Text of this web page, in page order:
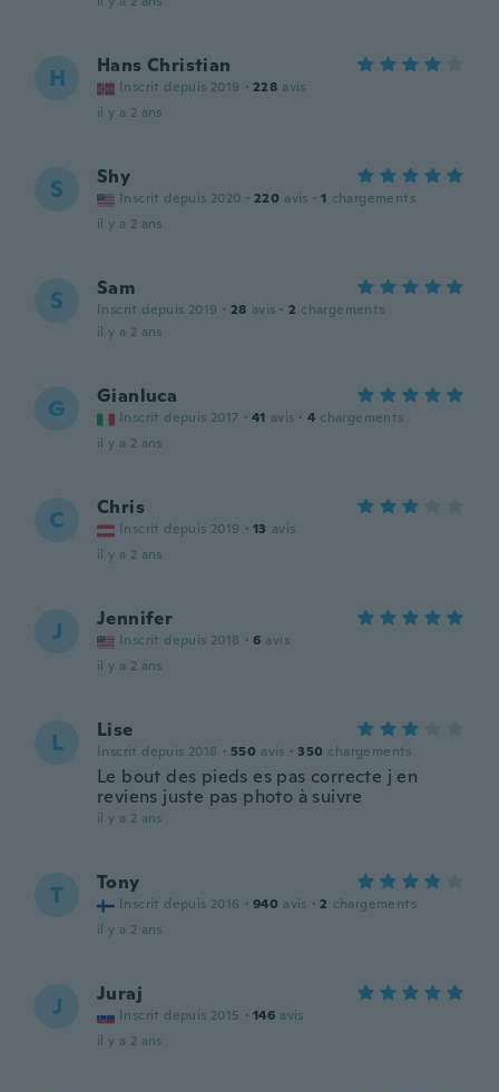
H Hans Christian
Inscrit depuis 2019 · 228 avis
il y a 2 ans
S Shy
Inscrit depuis 2020 · 220 avis · 1 chargements
il y a 2 ans
S Sam
Inscrit depuis 2019 · 28 avis · 2 chargements
il y a 2 ans
G Gianluca
Inscrit depuis 2017 · 41 avis · 4 chargements
il y a 2 ans
C Chris
Inscrit depuis 2019 · 13 avis
il y a 2 ans
J Jennifer
Inscrit depuis 2018 · 6 avis
il y a 2 ans
L Lise
Inscrit depuis 2018 · 550 avis · 350 chargements
Le bout des pieds es pas correcte j en
reviens juste pas photo à suivre
il y a 2 ans
T Tony
Inscrit depuis 2016 · 940 avis · 2 chargements
il y a 2 ans
J Juraj
Inscrit depuis 2015 · 146 avis
il y a 2 ans